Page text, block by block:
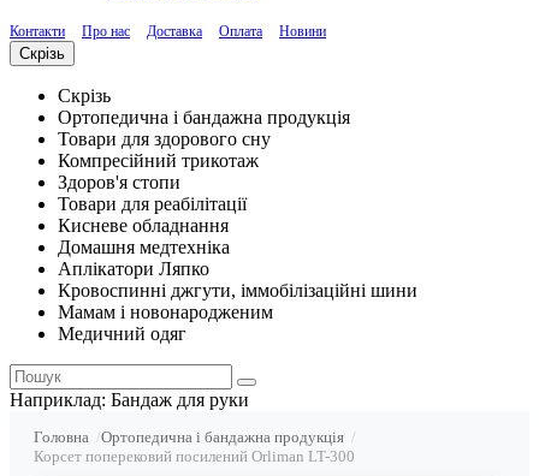
Контакти Про нас Доставка Оплата Новини
Скрізь
Скрізь
Ортопедична і бандажна продукція
Товари для здорового сну
Компресійний трикотаж
Здоров'я стопи
Товари для реабілітації
Кисневе обладнання
Домашня медтехніка
Аплікатори Ляпко
Кровоспинні джгути, іммобілізаційні шини
Мамам і новонародженим
Медичний одяг
Наприклад: Бандаж для руки
Головна
Ортопедична і бандажна продукція
Корсет поперековий посилений Orliman LT-300